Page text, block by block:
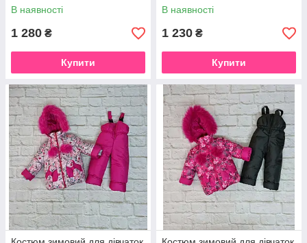
В наявності
1 280 ₴
Купити
В наявності
1 230 ₴
Купити